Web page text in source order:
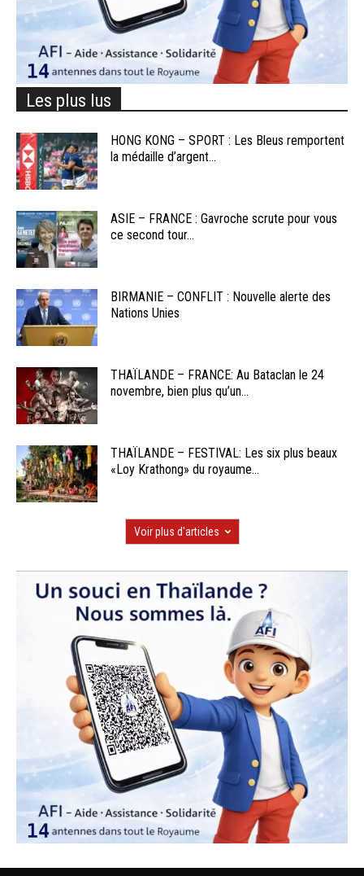
Les plus lus
HONG KONG – SPORT : Les Bleus remportent
la médaille d’argent...
ASIE – FRANCE : Gavroche scrute pour vous
ce second tour...
BIRMANIE – CONFLIT : Nouvelle alerte des
Nations Unies
THAÏLANDE – FRANCE: Au Bataclan le 24
novembre, bien plus qu’un...
THAÏLANDE – FESTIVAL: Les six plus beaux
«Loy Krathong» du royaume...
Voir plus d'articles